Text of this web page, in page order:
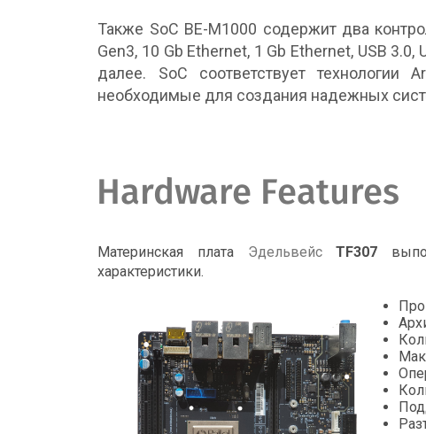
Также SoC BE-M1000 содержит два
Gen3, 10 Gb Ethernet, 1 Gb Ethernet, USB 3.0,
далее. SoC соответствует
необходимые для создания надежных
Hardware Features
Материнская плата Эдельвейс TF307
характеристики.